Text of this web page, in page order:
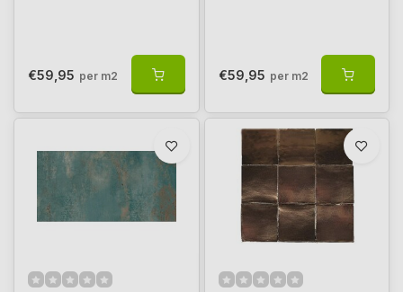
€59,95 per m2 €59,95 per m2